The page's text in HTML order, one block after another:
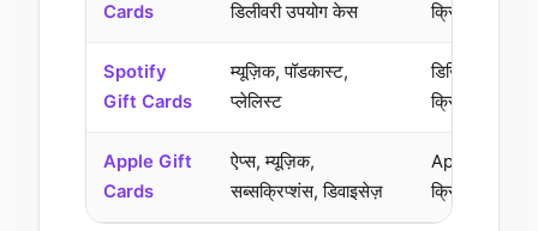
Cards
डिलीवरी उपयोग केस
क्रिप्टो का
Spotify
Gift Cards
म्यूज़िक, पॉडकास्ट,
प्लेलिस्ट
डिजिटल
क्रिप्टो का
Apple Gift
Cards
ऐप्स, म्यूज़िक,
सब्सक्रिप्शंस, डिवाइसेज़
Apple
क्रिप्टो का